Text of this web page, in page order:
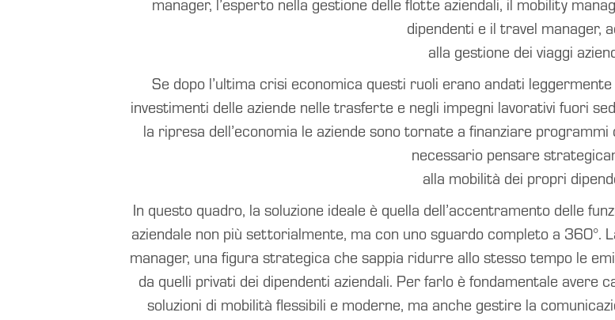
dipendenti e il travel manager,
alla gestione dei viaggi
Se dopo l’ultima crisi economica questi ruoli erano andati
investimenti delle aziende nelle trasferte e negli impegni lavorativi fuori
la ripresa dell’economia le aziende sono tornate a finanziare
necessario pensare
alla mobilità dei propri
In questo quadro, la soluzione ideale è quella dell’accentramento delle
aziendale non più settorialmente, ma con uno sguardo completo a 360°.
manager, una figura strategica che sappia ridurre allo stesso tempo le
da quelli privati dei dipendenti aziendali. Per farlo è fondamentale avere
soluzioni di mobilità flessibili e moderne, ma anche gestire la